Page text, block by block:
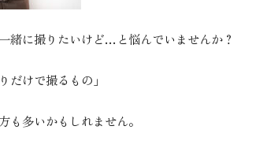
緒に撮りたいけど…と悩んでいませんか？
だけで撮るもの」
も多いかもしれません。